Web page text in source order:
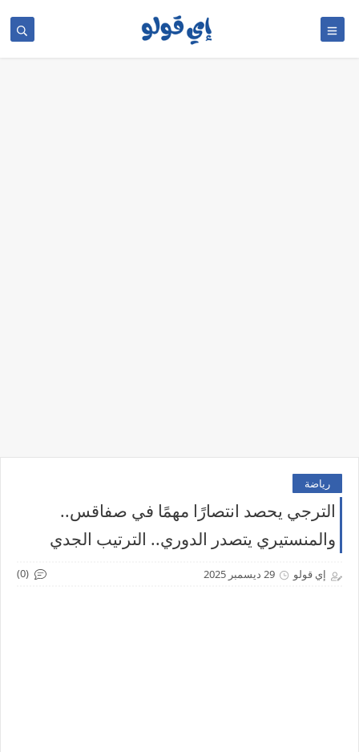
رياضة
الترجي يحصد انتصارًا مهمًا في صفاقس..
والمنستيري يتصدر الدوري.. الترتيب الجدي
إي قولو 29 ديسمبر 2025 (0)